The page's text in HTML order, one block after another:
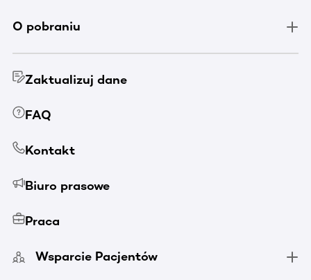
O pobraniu
Zaktualizuj dane
FAQ
Kontakt
Biuro prasowe
Praca
Wsparcie Pacjentów